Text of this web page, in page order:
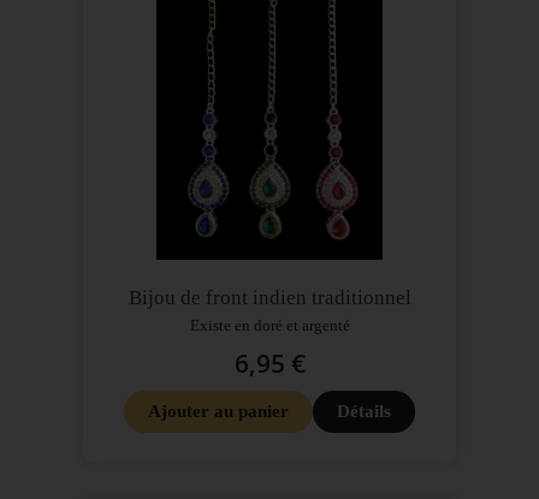
Bijou de front indien traditionnel
Existe en doré et argenté
6,95 €
Ajouter au panier Détails